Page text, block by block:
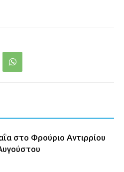
στο Φρούριο Αντιρρίου